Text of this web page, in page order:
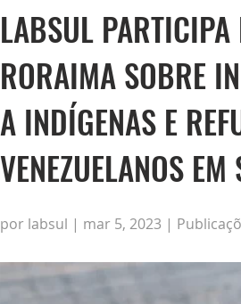
LABSUL PARTICIPA
RORAIMA SOBRE
A INDÍGENAS E
VENEZUELANOS
por labsul | mar 5, 2023 |